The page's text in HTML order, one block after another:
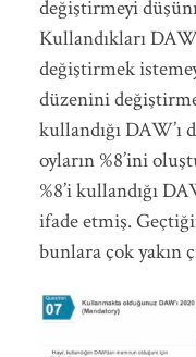
değiştirmeyi
Kullandıkları
değiştirmek
düzenini
kullandığı
oyların %8’ini
%8’i kullandığı
ifade etmiş.
bunlara çok yakın